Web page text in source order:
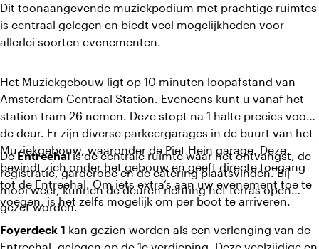
Dit toonaangevende muziekpodium met prachtige ruimtes
is centraal gelegen en biedt veel mogelijkheden voor
allerlei soorten evenementen.
Het Muziekgebouw ligt op 10 minuten loopafstand van
Amsterdam Centraal Station. Eveneens kunt u vanaf het
station tram 26 nemen. Deze stopt na 1 halte precies voor
de deur. Er zijn diverse parkeergarages in de buurt van het
Muziekgebouw, waaronder de Piet Hein garage. Deze
bevindt zich onder het gebouw en geeft directe toegang
tot de Entreehal. Om iets extra’s aan uw evenement toe te
voegen, is het zelfs mogelijk om per boot te arriveren.
DeEntreehalis de centrale ruimte waar het ontvangst, de
registratie, garderobe en de catering plaatsvinden. Bij
mooi weer, kunnen de deuren richting het terras open
gezet worden.
Foyerdeck 1 kan gezien worden als een verlenging van de